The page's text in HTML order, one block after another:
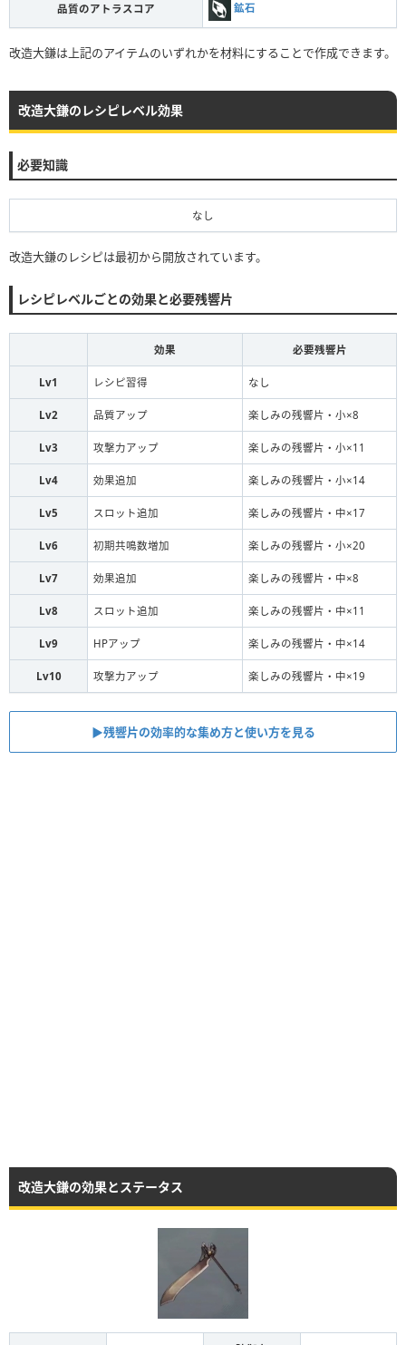
品質のアトラスコア 鉱石
改造大鎌は上記のアイテムのいずれかを材料にすることで作成できます。
改造大鎌のレシピレベル効果
必要知識
なし
改造大鎌のレシピは最初から開放されています。
レシピレベルごとの効果と必要残響片
効果 必要残響片
Lv1 レシピ習得 なし
Lv2 品質アップ 楽しみの残響片・小×8
Lv3 攻撃力アップ 楽しみの残響片・小×11
Lv4 効果追加 楽しみの残響片・小×14
Lv5 スロット追加 楽しみの残響片・中×17
Lv6 初期共鳴数増加 楽しみの残響片・小×20
Lv7 効果追加 楽しみの残響片・中×8
Lv8 スロット追加 楽しみの残響片・中×11
Lv9 HPアップ 楽しみの残響片・中×14
Lv10 攻撃力アップ 楽しみの残響片・中×19
▶︎残響片の効率的な集め方と使い方を見る
改造大鎌の効果とステータス